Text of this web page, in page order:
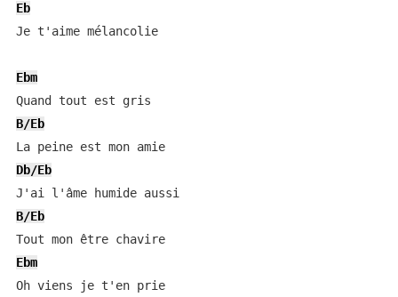
Eb
Je t'aime mélancolie
Ebm
B/Eb
La peine est mon amie
Db/Eb
B/Eb
Tout mon être chavire
Ebm
Oh viens je t'en prie